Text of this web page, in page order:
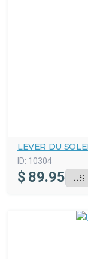
LEVER DU
ID: 10304
$ 89.95